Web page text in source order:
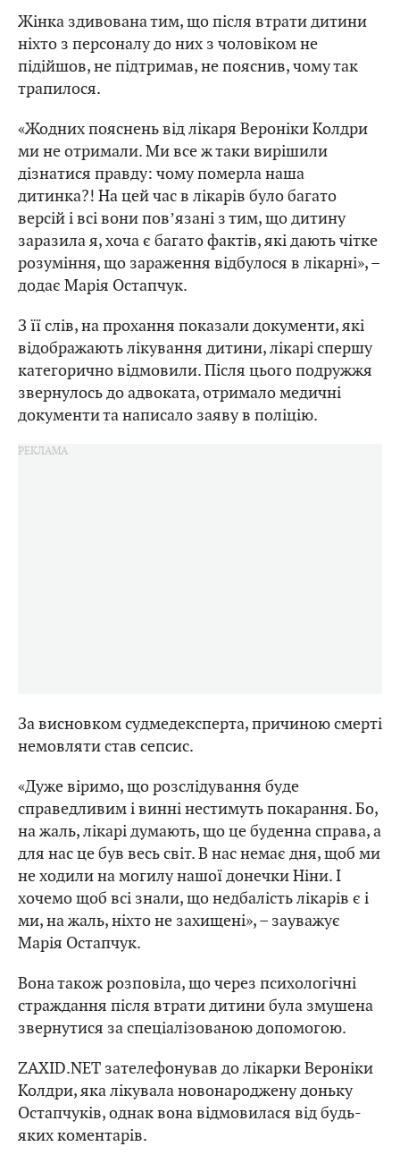
Жінка здивована тим, що після втрати дитини
ніхто з персоналу до них з чоловіком не
підійшов, не підтримав, не пояснив, чому так
трапилося.
«Жодних пояснень від лікаря Вероніки Колдри
ми не отримали. Ми все ж таки вирішили
дізнатися правду: чому померла наша
дитинка?! На цей час в лікарів було багато
версій і всі вони повʼязані з тим, що дитину
заразила я, хоча є багато фактів, які дають чітке
розуміння, що зараження відбулося в лікарні», –
додає Марія Остапчук.
З її слів, на прохання показали документи, які
відображають лікування дитини, лікарі спершу
категорично відмовили. Після цього подружжя
звернулось до адвоката, отримало медичні
документи та написало заяву в поліцію.
За висновком судмедексперта, причиною смерті
немовляти став сепсис.
«Дуже віримо, що розслідування буде
справедливим і винні нестимуть покарання. Бо,
на жаль, лікарі думають, що це буденна справа, а
для нас це був весь світ. В нас немає дня, щоб ми
не ходили на могилу нашої донечки Ніни. І
хочемо щоб всі знали, що недбалість лікарів є і
ми, на жаль, ніхто не захищені», – зауважує
Марія Остапчук.
Вона також розповіла, що через психологічні
страждання після втрати дитини була змушена
звернутися за спеціалізованою допомогою.
ZAXID.NET зателефонував до лікарки Вероніки
Колдри, яка лікувала новонароджену доньку
Остапчуків, однак вона відмовилася від будь-
яких коментарів.